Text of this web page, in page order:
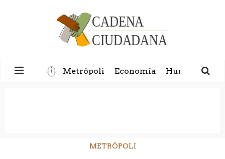
Metrópoli Economía Humanidad
METRÓPOLI